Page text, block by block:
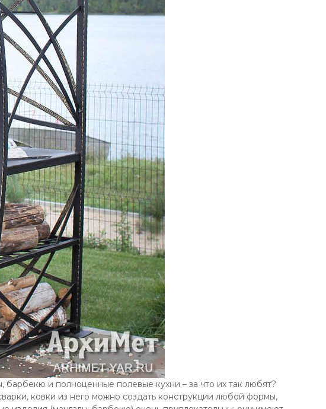
и полноценные полевые кухни – за что их так любят?
ковки из него можно создать конструкции любой формы,